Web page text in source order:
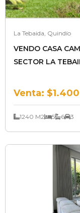
La Tebaida, Quindío
VENDO CASA
SECTOR LA
Venta:
1240 M2 5 6 3